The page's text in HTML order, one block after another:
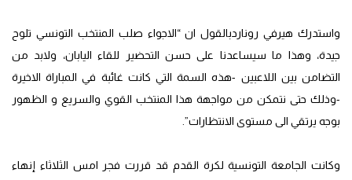
واستدرك هيرفي روناردبالقول ان “الاجواء صلب المنتخب التونسي تلوح
جيدة، وهذا ما سيساعدنا على حسن التحضير للقاء اليابان، ولابد من
التضامن بين اللاعبين -هذه السمة التي كانت غائبة في المباراة الاخيرة
-وذلك حتى نتمكن من مواجهة هذا المنتخب القوي والسريع و الظهور
بوجه يرتقي الى مستوى الانتظارات”.
وكانت الجامعة التونسية لكرة القدم قد قررت فجر امس الثلاثاء إنهاء